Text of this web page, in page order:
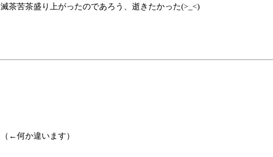
茶苦茶盛り上がったのであろう、逝きたかった(>_<)
←何か違います）